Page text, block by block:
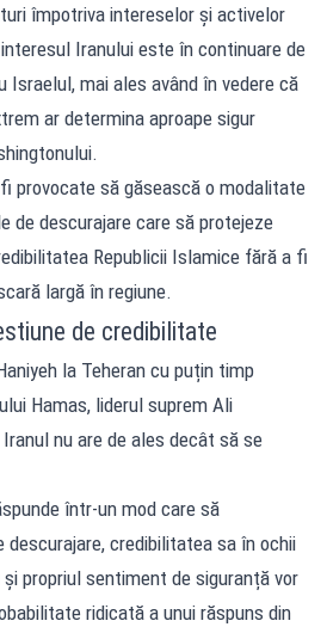
împotriva intereselor și activelor
Iranului este în continuare de
Israelul, mai ales având în vedere că
ar determina aproape sigur
provocate să găsească o modalitate
de descurajare care să protejeze
Republicii Islamice fără a fi
largă în regiune.
de credibilitate
la Teheran cu puțin timp
Hamas, liderul suprem Ali
nu are de ales decât să se
într-un mod care să
credibilitatea sa în ochii
propriul sentiment de siguranță vor
ridicată a unui răspuns din